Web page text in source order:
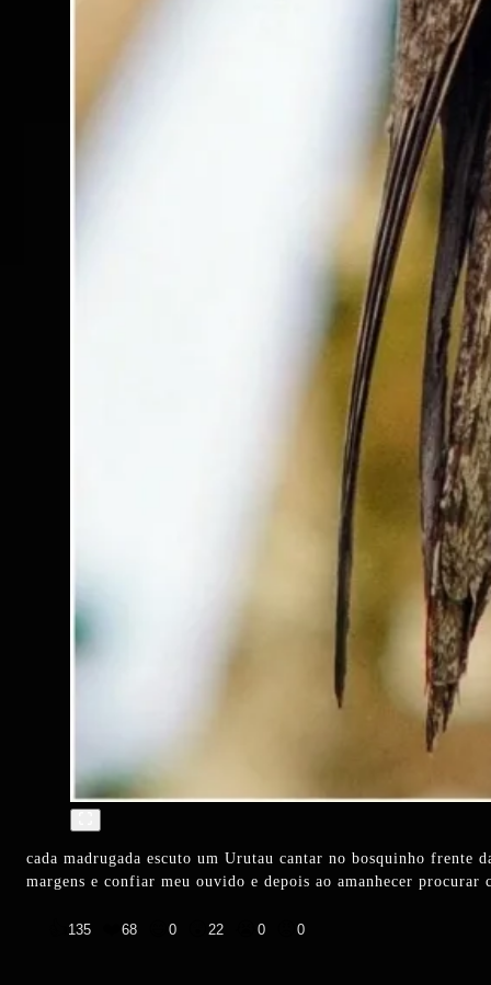
cada madrugada escuto um Urutau cantar no bosquinho frente
margens e confiar meu ouvido e depois ao amanhecer
135 68 0 22 0 0